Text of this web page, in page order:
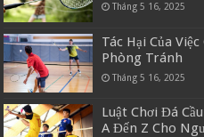
Tháng 5 16, 2025
Tác Hại Của
Phòng Tránh
Tháng 5 16, 2025
Luật Chơi Đá
A Đến Z Cho